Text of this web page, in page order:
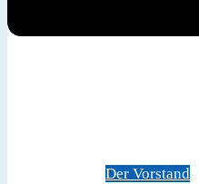
Der Vorstand